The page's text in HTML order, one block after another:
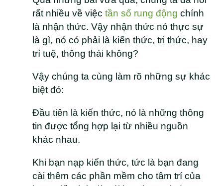
rất nhiều về việc tần số rung động chính
là nhận thức. Vậy nhận thức nó thực sự
là gì, nó có phải là kiến thức, tri thức, hay
trí tuệ, thông thái không?
Vậy chúng ta cùng làm rõ những sự khác
biệt đó:
Đầu tiên là kiến thức, nó là những thông
tin được tổng hợp lại từ nhiều nguồn
khác nhau.
Khi bạn nạp kiến thức, tức là bạn đang
cài thêm các phần mềm cho tâm trí của